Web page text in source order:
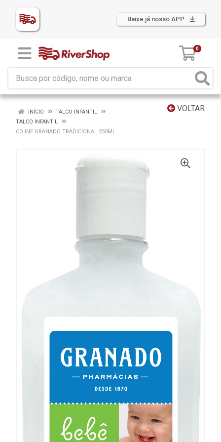
Baixe já nosso APP
0
VOLTAR
INÍCIO
TALCO INFANTIL
TALCO INFANTIL
CO INF GRANADO TRADICIONAL 250ML